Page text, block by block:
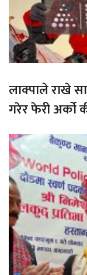
लाक्पाले राखे
गरेर फेरी अर्को